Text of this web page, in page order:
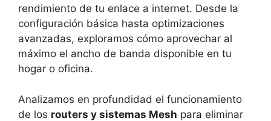
rendimiento de tu enlace a internet. Desde la
configuración básica hasta optimizaciones
avanzadas, exploramos cómo aprovechar al
máximo el ancho de banda disponible en tu
hogar o oficina.
Analizamos en profundidad el funcionamiento
de los routers y sistemas Mesh para eliminar